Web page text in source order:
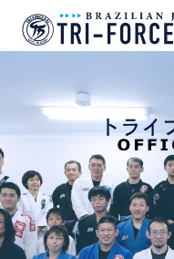
タイムテーブル
BLOG